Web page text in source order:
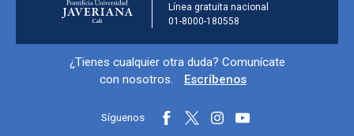
Línea gratuita nacional
01-8000-180558
Información y redes sociales
¿Tienes cualquier otra duda? Comunícate
con nosotros.
Escríbenos
Síguenos